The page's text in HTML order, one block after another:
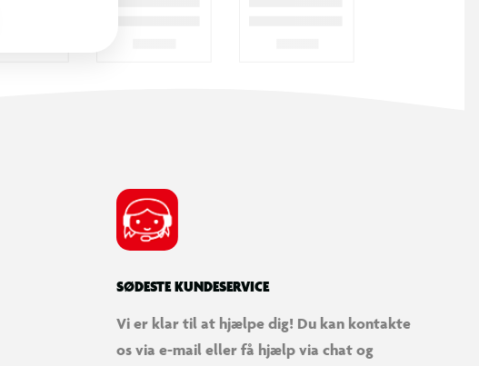
SØDESTE KUNDESERVICE
Vi er klar til at hjælpe dig! Du kan kontakte
os via e-mail eller få hjælp via chat og